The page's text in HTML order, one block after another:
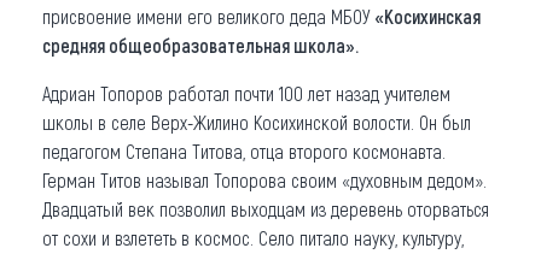
присвоение имени его великого деда МБОУ «Косихинская
средняя общеобразовательная школа».
Адриан Топоров работал почти 100 лет назад учителем
школы в селе Верх-Жилино Косихинской волости. Он был
педагогом Степана Титова, отца второго космонавта.
Герман Титов называл Топорова своим «духовным дедом».
Двадцатый век позволил выходцам из деревень оторваться
от сохи и взлететь в космос. Село питало науку, культуру,